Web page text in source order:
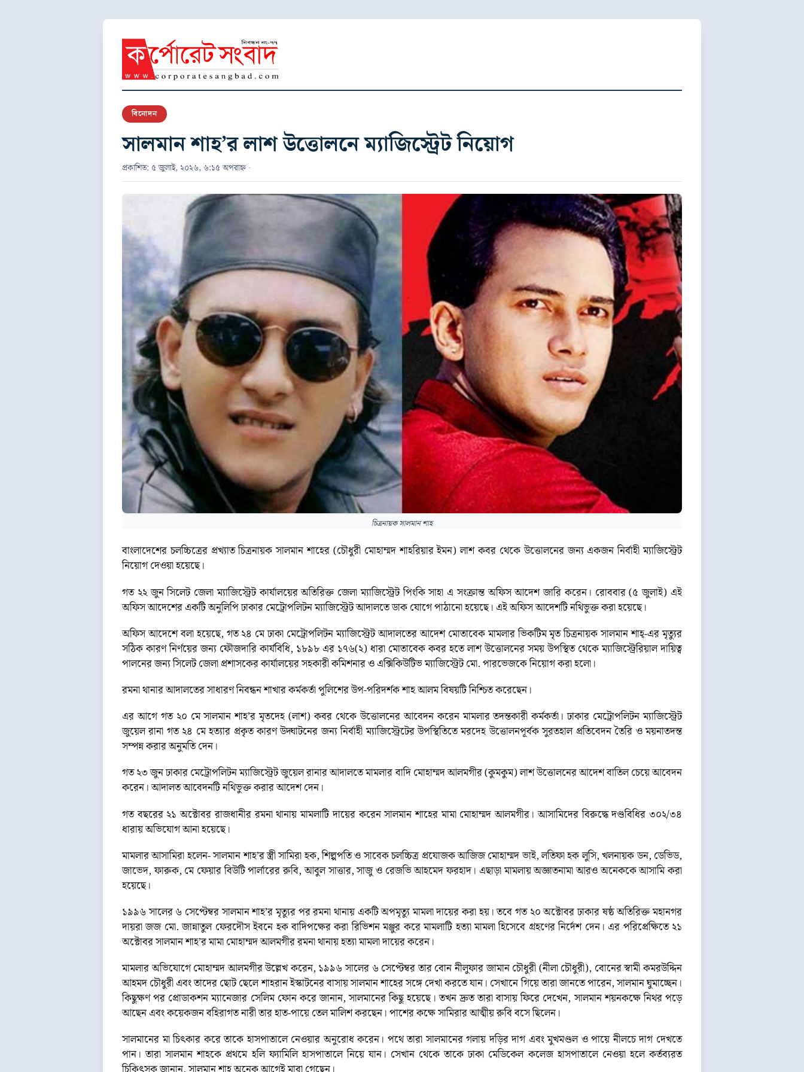
বিনোদন
সালমান শাহ’র লাশ উত্তোলনে ম্যাজিস্ট্রেট নিয়োগ
প্রকাশিত: ৫ জুলাই, ২০২৬, ৬:১৫ অপরাহ্ন ·
চিত্রনায়ক সালমান শাহ
বাংলাদেশের চলচ্চিত্রের প্রখ্যাত চিত্রনায়ক সালমান শাহের (চৌধুরী মোহাম্মদ শাহরিয়ার ইমন) লাশ কবর থেকে উত্তোলনের জন্য একজন নির্বাহী ম্যাজিস্ট্রেট
নিয়োগ দেওয়া হয়েছে।
গত ২২ জুন সিলেট জেলা ম্যাজিস্ট্রেট কার্যালয়ের অতিরিক্ত জেলা ম্যাজিস্ট্রেট পিংকি সাহা এ সংক্রান্ত অফিস আদেশ জারি করেন। রোববার (৫ জুলাই) এই
অফিস আদেশের একটি অনুলিপি ঢাকার মেট্রোপলিটন ম্যাজিস্ট্রেট আদালতে ডাক যোগে পাঠানো হয়েছে। এই অফিস আদেশটি নথিভুক্ত করা হয়েছে।
অফিস আদেশে বলা হয়েছে, গত ২৪ মে ঢাকা মেট্রোপলিটন ম্যাজিস্ট্রেট আদালতের আদেশ মোতাবেক মামলার ভিকটিম মৃত চিত্রনায়ক সালমান শাহ্-এর মৃত্যুর
সঠিক কারণ নির্ণয়ের জন্য ফৌজদারি কার্যবিধি, ১৮৯৮ এর ১৭৬(২) ধারা মোতাবেক কবর হতে লাশ উত্তোলনের সময় উপস্থিত থেকে ম্যাজিস্ট্রেরিয়াল দায়িত্ব
পালনের জন্য সিলেট জেলা প্রশাসকের কার্যালয়ের সহকারী কমিশনার ও এক্সিকিউটিভ ম্যাজিস্ট্রেট মো. পারভেজকে নিয়োগ করা হলো।
রমনা থানার আদালতের সাধারণ নিবন্ধন শাখার কর্মকর্তা পুলিশের উপ-পরিদর্শক শাহ আলম বিষয়টি নিশ্চিত করেছেন।
এর আগে গত ২০ মে সালমান শাহ’র মৃতদেহ (লাশ) কবর থেকে উত্তোলনের আবেদন করেন মামলার তদন্তকারী কর্মকর্তা। ঢাকার মেট্রোপলিটন ম্যাজিস্ট্রেট
জুয়েল রানা গত ২৪ মে হত্যার প্রকৃত কারণ উদ্ঘাটনের জন্য নির্বাহী ম্যাজিস্ট্রেটের উপস্থিতিতে মরদেহ উত্তোলনপূর্বক সুরতহাল প্রতিবেদন তৈরি ও ময়নাতদন্ত
সম্পন্ন করার অনুমতি দেন।
গত ২৩ জুন ঢাকার মেট্রোপলিটন ম্যাজিস্ট্রেট জুয়েল রানার আদালতে মামলার বাদি মোহাম্মদ আলমগীর (কুমকুম) লাশ উত্তোলনের আদেশ বাতিল চেয়ে আবেদন
করেন। আদালত আবেদনটি নথিভুক্ত করার আদেশ দেন।
গত বছরের ২১ অক্টোবর রাজধানীর রমনা থানায় মামলাটি দায়ের করেন সালমান শাহের মামা মোহাম্মদ আলমগীর। আসামিদের বিরুদ্ধে দণ্ডবিধির ৩০২/৩৪
ধারায় অভিযোগ আনা হয়েছে।
মামলার আসামিরা হলেন- সালমান শাহ’র স্ত্রী সামিরা হক, শিল্পপতি ও সাবেক চলচ্চিত্র প্রযোজক আজিজ মোহাম্মদ ভাই, লতিফা হক লুসি, খলনায়ক ডন, ডেভিড,
জাভেদ, ফারুক, মে ফেয়ার বিউটি পার্লারের রুবি, আবুল সাত্তার, সাজু ও রেজভি আহমেদ ফরহাদ। এছাড়া মামলায় অজ্ঞাতনামা আরও অনেককে আসামি করা
হয়েছে।
১৯৯৬ সালের ৬ সেপ্টেম্বর সালমান শাহ’র মৃত্যুর পর রমনা থানায় একটি অপমৃত্যু মামলা দায়ের করা হয়। তবে গত ২০ অক্টোবর ঢাকার ষষ্ঠ অতিরিক্ত মহানগর
দায়রা জজ মো. জান্নাতুল ফেরদৌস ইবনে হক বাদিপক্ষের করা রিভিশন মঞ্জুর করে মামলাটি হত্যা মামলা হিসেবে গ্রহণের নির্দেশ দেন। এর পরিপ্রেক্ষিতে ২১
অক্টোবর সালমান শাহ’র মামা মোহাম্মদ আলমগীর রমনা থানায় হত্যা মামলা দায়ের করেন।
মামলার অভিযোগে মোহাম্মদ আলমগীর উল্লেখ করেন, ১৯৯৬ সালের ৬ সেপ্টেম্বর তার বোন নীলুফার জামান চৌধুরী (নীলা চৌধুরী), বোনের স্বামী কমরউদ্দিন
আহমদ চৌধুরী এবং তাদের ছোট ছেলে শাহরান ইস্কাটনের বাসায় সালমান শাহের সঙ্গে দেখা করতে যান। সেখানে গিয়ে তারা জানতে পারেন, সালমান ঘুমাচ্ছেন।
কিছুক্ষণ পর প্রোডাকশন ম্যানেজার সেলিম ফোন করে জানান, সালমানের কিছু হয়েছে। তখন দ্রুত তারা বাসায় ফিরে দেখেন, সালমান শয়নকক্ষে নিথর পড়ে
আছেন এবং কয়েকজন বহিরাগত নারী তার হাত-পায়ে তেল মালিশ করছেন। পাশের কক্ষে সামিরার আত্মীয় রুবি বসে ছিলেন।
সালমানের মা চিৎকার করে তাকে হাসপাতালে নেওয়ার অনুরোধ করেন। পথে তারা সালমানের গলায় দড়ির দাগ এবং মুখমণ্ডল ও পায়ে নীলচে দাগ দেখতে
পান। তারা সালমান শাহকে প্রথমে হলি ফ্যামিলি হাসপাতালে নিয়ে যান। সেখান থেকে তাকে ঢাকা মেডিকেল কলেজ হাসপাতালে নেওয়া হলে কর্তব্যরত